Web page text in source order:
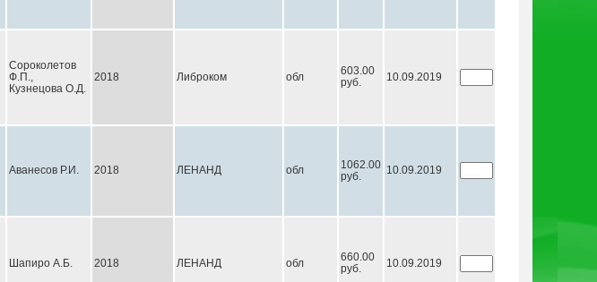
Сороколетов
Ф.П.,
Кузнецова О.Д.
2018 Либроком обл
603.00
руб.
10.09.2019
Аванесов Р.И. 2018 ЛЕНАНД обл
1062.00
руб.
10.09.2019
Шапиро А.Б. 2018 ЛЕНАНД обл
660.00
руб.
10.09.2019